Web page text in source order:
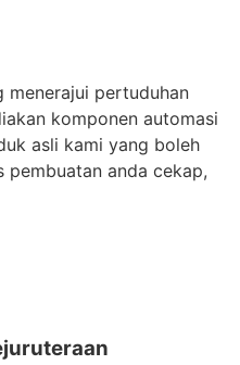
menerajui pertuduhan
komponen automasi
asli kami yang boleh
anda cekap,